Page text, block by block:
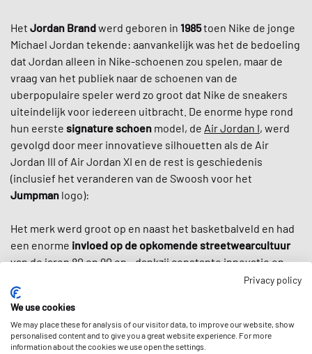
Het Jordan Brandwerd geboren in 1985toen Nike de jonge
Michael Jordan tekende: aanvankelijk was het de bedoeling
dat Jordan alleen in Nike-schoenen zou spelen, maar de
vraag van het publiek naar de schoenen van de
uberpopulaire speler werd zo groot dat Nike de sneakers
uiteindelijk voor iedereen uitbracht. De enorme hype rond
hun eerste signature schoen model, de Air Jordan I, werd
gevolgd door meer innovatieve silhouetten als de Air
Jordan III of Air Jordan XI en de rest is geschiedenis
(inclusief het veranderen van de Swoosh voor het
Jumpman logo):
Het merk werd groot op en naast het basketbalveld en had
een enorme invloed op de opkomende streetwearcultuur
van de jaren 80 en 90 en - dankzij constante innovatie en
vooruitgang onder leiding van de legendarische ontwerper
Tinker Hatfield
Tegenwoordig staat het merk bekend om veel meer dan
basketbalschoenen: vant-shirts,hoodiestotshorts,
Jordan Brand voorziet u van uw dagelijkse dosis
Privacy policy
We use cookies
We may place these for analysis of our visitor data, to improve our website, show
personalised content and to give you a great website experience. For more
information about the cookies we use open the settings.